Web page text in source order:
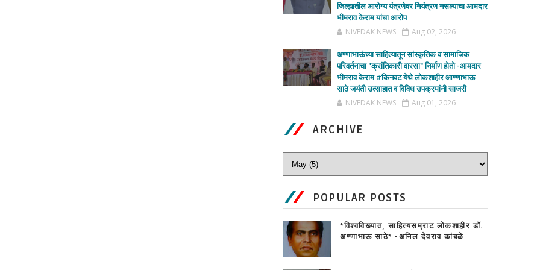
जिल्ह्यातील आरोग्य यंत्रणेवर नियंत्रण नसल्याचा आमदार
भीमराव केराम यांचा आरोप
NIVEDAK NEWS Aug 02, 2026
अण्णाभाऊंच्या साहित्यातून सांस्कृतिक व सामाजिक
परिवर्तनाचा "क्रांतिकारी वारसा" निर्माण होतो -आमदार
भीमराव केराम #किनवट येथे लोकशाहीर आण्णाभाऊ
साठे जयंती उत्साहात व विविध उपक्रमांनी साजरी
NIVEDAK NEWS Aug 01, 2026
ARCHIVE
POPULAR POSTS
*विश्वविख्यात, साहित्यसम्राट लोकशाहीर डॉ.
अण्णाभाऊ साठे* -अनिल देवराव कांबळे